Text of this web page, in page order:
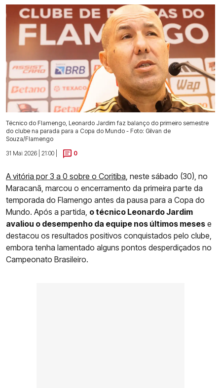
Técnico do Flamengo, Leonardo Jardim faz balanço do primeiro semestre
do clube na parada para a Copa do Mundo - Foto: Gilvan de
Souza/Flamengo
31 Mai 2026 | 21:00 |
0
A vitória por 3 a 0 sobre o Coritiba , neste sábado (30), no
Maracanã, marcou o encerramento da primeira parte da
temporada do Flamengo antes da pausa para a Copa do
Mundo. Após a partida, o técnico Leonardo Jardim
avaliou o desempenho da equipe nos últimos meses e
destacou os resultados positivos conquistados pelo clube,
embora tenha lamentado alguns pontos desperdiçados no
Campeonato Brasileiro.